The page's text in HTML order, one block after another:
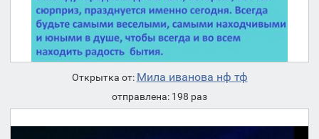
Открытка от: Мила иванова нф тф
отправлена: 198 раз